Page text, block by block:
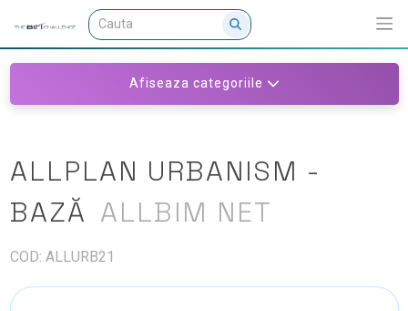
Afiseaza categoriile
ALLPLAN URBANISM -
BAZĂ ALLBIM NET
COD: ALLURB21